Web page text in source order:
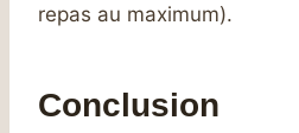
repas au maximum).
Conclusion